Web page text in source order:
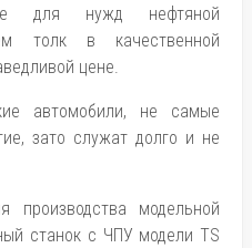
для нужд нефтяной
толк в качественной
цене.
автомобили, не самые
зато служат долго и не
модельной
станок с ЧПУ модели TS